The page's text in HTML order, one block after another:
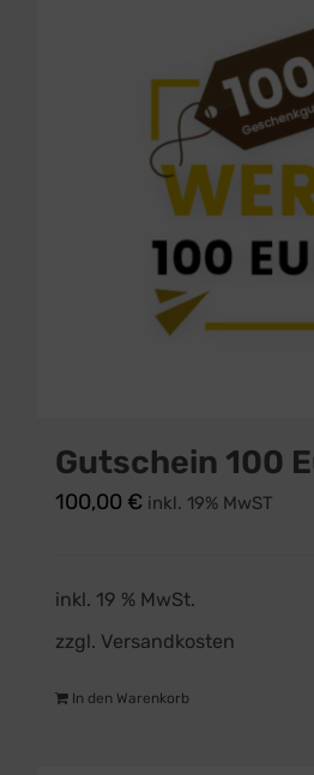
Gutschein 100
100,00 € inkl. 19% MwST
inkl. 19 % MwSt.
zzgl. Versandkosten
In den Warenkorb